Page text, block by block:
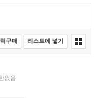
구매 리스트에 넣기
없음